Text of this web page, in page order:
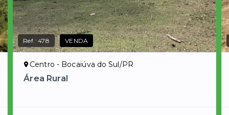
Ref.:478 VENDA
Centro - Bocaiúva do Sul/PR
Área Rural